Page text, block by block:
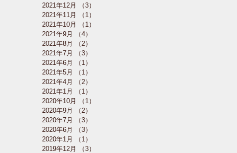
2021年12月
（3）
2021年11月
（1）
2021年10月
（1）
2021年9月
（4）
2021年8月
（2）
2021年7月
（3）
2021年6月
（1）
2021年5月
（1）
2021年4月
（2）
2021年1月
（1）
2020年10月
（1）
2020年9月
（2）
2020年7月
（3）
2020年6月
（3）
2020年1月
（1）
2019年12月
（3）